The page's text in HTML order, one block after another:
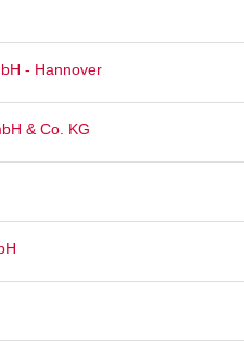
- Hannover
& Co. KG